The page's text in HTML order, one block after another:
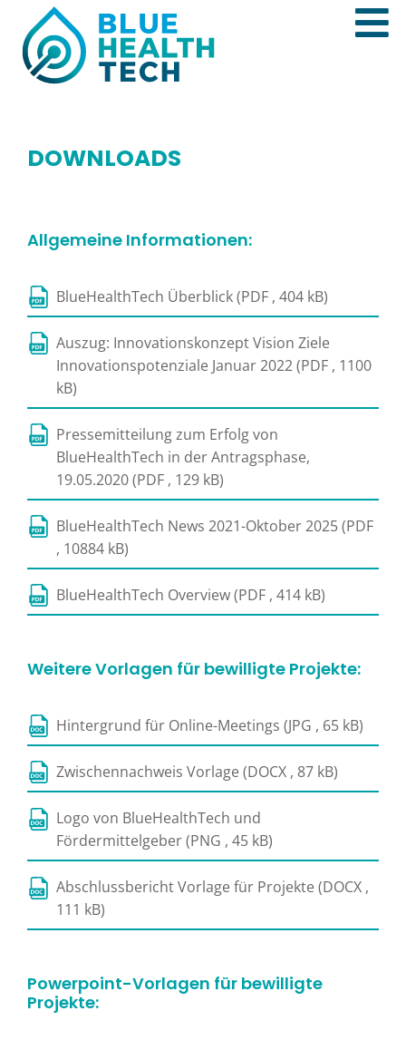
DOWNLOADS
Allgemeine Informationen:
BlueHealthTech Überblick (PDF , 404 kB)
Auszug: Innovationskonzept Vision Ziele
Innovationspotenziale Januar 2022 (PDF , 1100
kB)
Pressemitteilung zum Erfolg von
BlueHealthTech in der Antragsphase,
19.05.2020 (PDF , 129 kB)
BlueHealthTech News 2021-Oktober 2025 (PDF
, 10884 kB)
BlueHealthTech Overview (PDF , 414 kB)
Weitere Vorlagen für bewilligte Projekte:
Hintergrund für Online-Meetings (JPG , 65 kB)
Zwischennachweis Vorlage (DOCX , 87 kB)
Logo von BlueHealthTech und
Fördermittelgeber (PNG , 45 kB)
Abschlussbericht Vorlage für Projekte (DOCX ,
111 kB)
Powerpoint-Vorlagen für bewilligte
Projekte: